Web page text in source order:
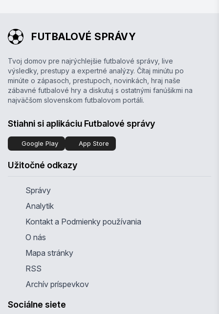
FUTBALOVÉ SPRÁVY
Tvoj domov pre najrýchlejšie futbalové správy, live
výsledky, prestupy a expertné analýzy. Čítaj minútu po
minúte o zápasoch, prestupoch, novinkách, hraj naše
zábavné futbalové hry a diskutuj s ostatnými fanúšikmi na
najväčšom slovenskom futbalovom portáli.
Stiahni si aplikáciu Futbalové správy
Google Play App Store
Užitočné odkazy
Správy
Analytik
Kontakt a Podmienky používania
O nás
Mapa stránky
RSS
Archív príspevkov
Sociálne siete